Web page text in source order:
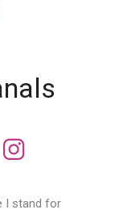
I stand for